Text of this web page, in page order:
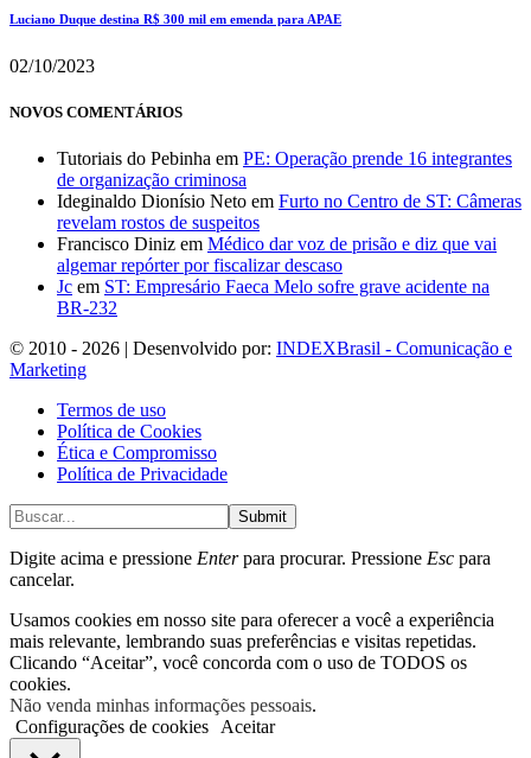
Luciano Duque destina R$ 300 mil em emenda para APAE
02/10/2023
NOVOS COMENTÁRIOS
Tutoriais do Pebinha em PE: Operação prende 16 integrantes
de organização criminosa
Ideginaldo Dionísio Neto em Furto no Centro de ST: Câmeras
revelam rostos de suspeitos
Francisco Diniz em Médico dar voz de prisão e diz que vai
algemar repórter por fiscalizar descaso
Jc em ST: Empresário Faeca Melo sofre grave acidente na
BR-232
© 2010 - 2026 | Desenvolvido por: INDEXBrasil - Comunicação e
Marketing
Termos de uso
Política de Cookies
Ética e Compromisso
Política de Privacidade
Submit
Digite acima e pressione Enterpara procurar. Pressione Esc para
cancelar.
Usamos cookies em nosso site para oferecer a você a experiência
mais relevante, lembrando suas preferências e visitas repetidas.
Clicando “Aceitar”, você concorda com o uso de TODOS os
cookies.
Não venda minhas informações pessoais.
Configurações de cookies
Aceitar